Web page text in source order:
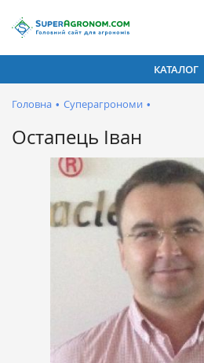
КАТАЛОГ
Головна • Суперагрономи •
Остапець Іван